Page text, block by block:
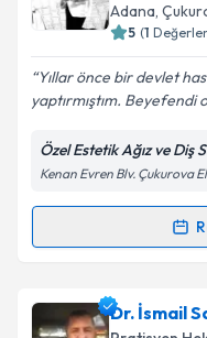
Adana,
5 (1
Yıllar önce bir devlet
yaptırmıştım. Beyefendi
Özel Estetik Ağız ve Diş
Kenan Evren Blv. Çukurova
Randevu
Dt. Nurhan
talebi oluşturun.
Dr. İsmail